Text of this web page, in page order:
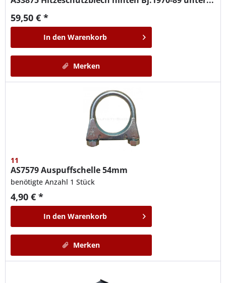
59,50 € *
In den Warenkorb
Merken
11
AS7579Auspuffschelle 54mm
benötigte Anzahl 1 Stück
4,90 € *
In den Warenkorb
Merken